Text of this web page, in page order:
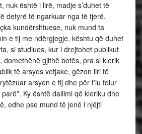
nuk është i lirë, madje s’duhet të
detyrë të ngarkuar nga të tjerë.
kundërshtuese, nuk mund ta
e tij me ndërgjegje, kështu që duhet
si studiues, kur i drejtohet publikut
domethënë gjithë botës, pra si klerik
të arsyes vetjake, gëzon liri të
arsyen e tij dhe për t’iu folur
Ky është dallimi që kleriku dhe
edhe pse mund të jenë i njëjti